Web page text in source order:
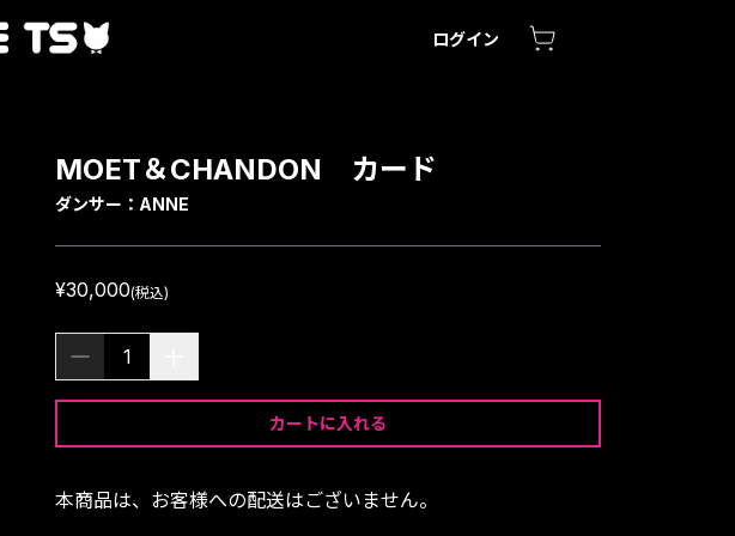
ログイン
MOET＆CHANDON カード
ダンサー： ANNE
¥30,000(税込)
1
カートに入れる
本商品は、お客様への配送はございません。